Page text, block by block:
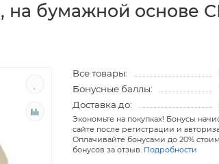
на бумажной основе
Все товары:
Бонусные баллы:
Доставка до:
Экономьте на покупках! Бонусы
сайте после регистрации и
Оплачивайте бонусами до 20%
бонусов за отзыв. Подробности